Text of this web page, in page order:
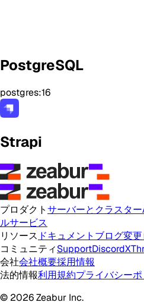
PostgreSQL
postgres:16
Strapi
プロダクトサーバーとクラスター
ルサービス
リソース ドキュメント ブログ変
コミュニティSupportDiscordX
会社会社概要採用情報
法的情報利用規約プライバシー
© 2026 Zeabur Inc.